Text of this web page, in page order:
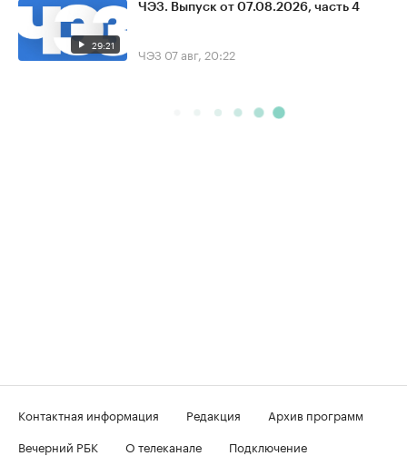
29:21
ЧЭЗ. Выпуск от 07.08.2026, часть 4
ЧЭЗ 07 авг, 20:22
Контактная информация Редакция
Архив программ
Вечерний РБК
О телеканале
Подключение